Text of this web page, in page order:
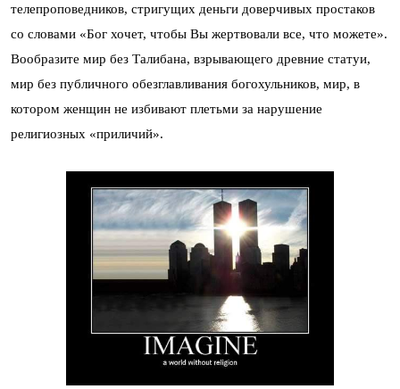
телепроповедников, стригущих деньги доверчивых простаков
со словами «Бог хочет, чтобы Вы жертвовали все, что можете».
Вообразите мир без Талибана, взрывающего древние статуи,
мир без публичного обезглавливания богохульников, мир, в
котором женщин не избивают плетьми за нарушение
религиозных «приличий».